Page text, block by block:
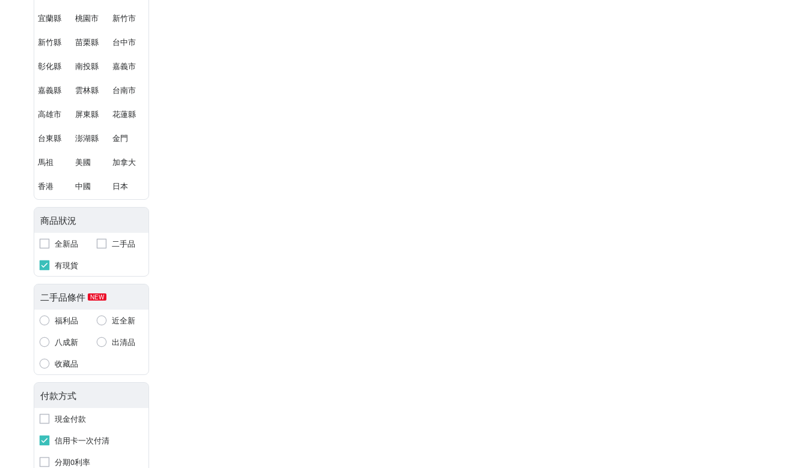
宜蘭縣 桃園市 新竹市
新竹縣 苗栗縣 台中市
彰化縣 南投縣 嘉義市
嘉義縣 雲林縣 台南市
高雄市 屏東縣 花蓮縣
台東縣 澎湖縣 金門
馬祖 美國 加拿大
香港 中國 日本
商品狀況
全新品
二手品
有現貨
二手品條件 NEW
福利品
近全新
八成新
出清品
收藏品
付款方式
現金付款
信用卡一次付清
分期0利率